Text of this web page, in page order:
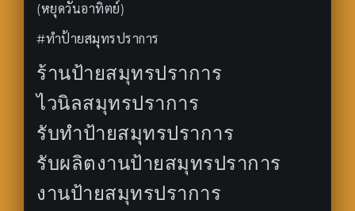
(หยุดวันอาทิตย์)
#ทำป้ายสมุทรปราการ
ร้านป้ายสมุทรปราการ
ไวนิลสมุทรปราการ
รับทำป้ายสมุทรปราการ
รับผลิตงานป้ายสมุทรปราการ
งานป้ายสมุทรปราการ